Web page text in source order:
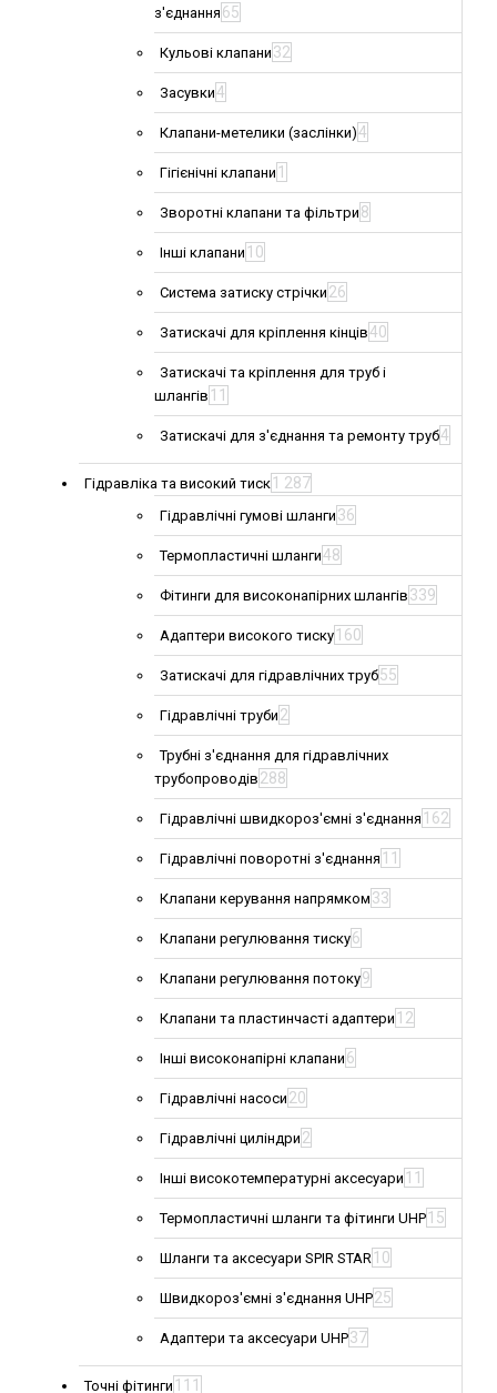
з'єднання 65
Кульові клапани 32
Засувки4
Клапани-метелики (заслінки)4
Гігієнічні клапани 1
Зворотні клапани та фільтри 8
Інші клапани 10
Система затиску стрічки 26
Затискачі для кріплення кінців40
Затискачі та кріплення для труб і
шлангів 11
Затискачі для з'єднання та ремонту труб4
Гідравліка та високий тиск 1 287
Гідравлічні гумові шланги 36
Термопластичні шланги48
Фітинги для високонапірних шлангів 339
Адаптери високого тиску 160
Затискачі для гідравлічних труб55
Гідравлічні труби 2
Трубні з'єднання для гідравлічних
трубопроводів 288
Гідравлічні швидкороз'ємні з'єднання 162
Гідравлічні поворотні з'єднання 11
Клапани керування напрямком 33
Клапани регулювання тиску6
Клапани регулювання потоку9
Клапани та пластинчасті адаптери 12
Інші високонапірні клапани 6
Гідравлічні насоси 20
Гідравлічні циліндри 2
Інші високотемпературні аксесуари 11
Термопластичні шланги та фітинги UHP 15
Шланги та аксесуари SPIR STAR 10
Швидкороз'ємні з'єднання UHP25
Адаптери та аксесуари UHP37
Точні фітинги 111